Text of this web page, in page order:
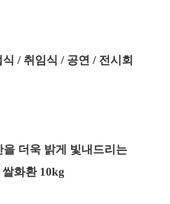
식 / 취임식 / 공연 / 전시회
을 더욱 밝게 빛내드리는
쌀화환 10kg